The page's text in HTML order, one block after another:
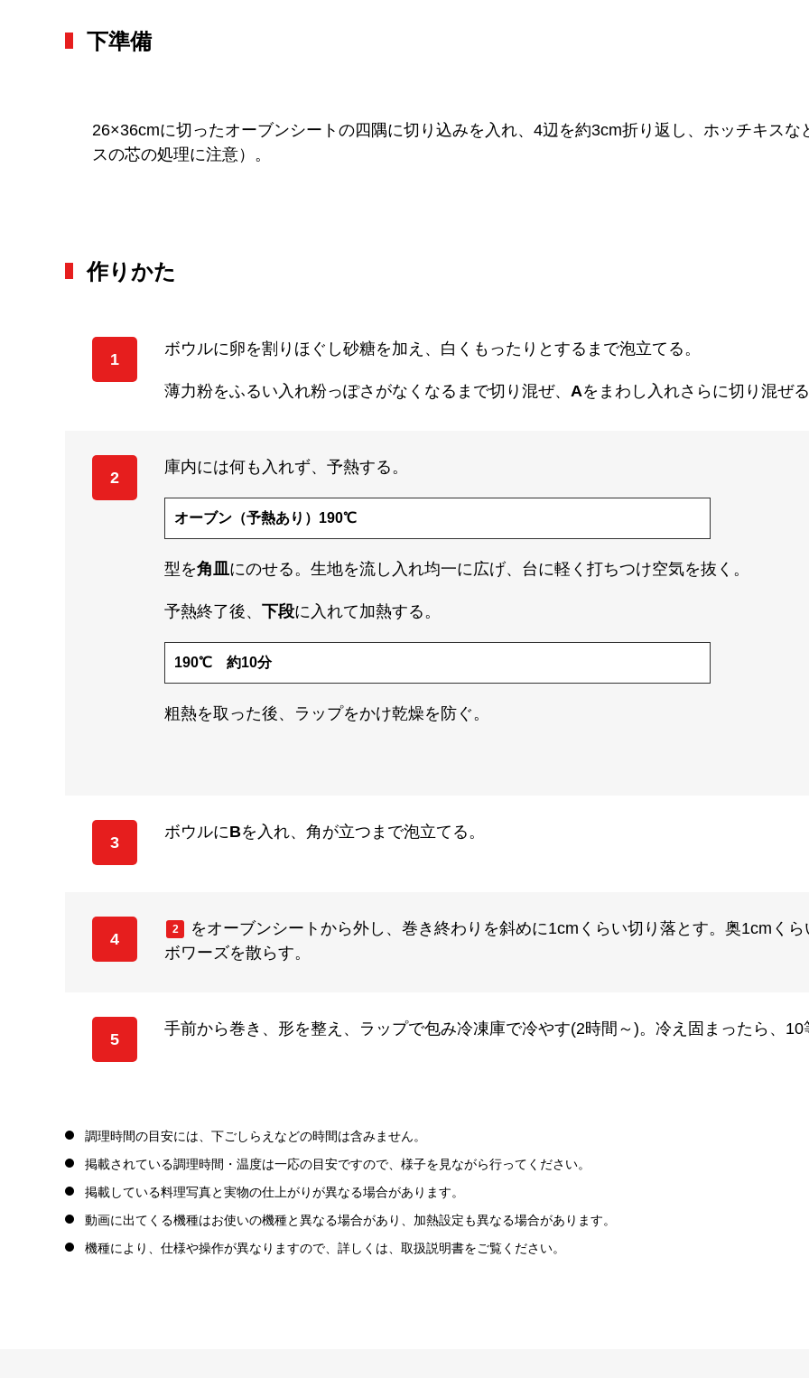
下準備
26×36cmに切ったオーブンシートの四隅に切り込みを入れ、4辺を約3cm折り返し、ホッチキス
スの芯の処理に注意）。
作りかた
1
ボウルに卵を割りほぐし砂糖を加え、白くもったりとするまで泡立てる。
薄力粉をふるい入れ粉っぽさがなくなるまで切り混ぜ、 Aをまわし入れさらに切り混ぜ
2
庫内には何も入れず、予熱する。
オーブン（予熱あり）190℃
型を角皿にのせる。生地を流し入れ均一に広げ、台に軽く打ちつけ空気を抜く。
予熱終了後、 下段に入れて加熱する。
190℃ 約10分
粗熱を取った後、ラップをかけ乾燥を防ぐ。
3
ボウルにBを入れ、角が立つまで泡立てる。
4
2
をオーブンシートから外し、巻き終わりを斜めに1cmくらい切り落とす。奥1cmく
ボワーズを散らす。
5
手前から巻き、形を整え、ラップで包み冷凍庫で冷やす(2時間～)。冷え固まったら、10
調理時間の目安には、下ごしらえなどの時間は含みません。
掲載されている調理時間・温度は一応の目安ですので、様子を見ながら行ってください。
掲載している料理写真と実物の仕上がりが異なる場合があります。
動画に出てくる機種はお使いの機種と異なる場合があり、加熱設定も異なる場合があります。
機種により、仕様や操作が異なりますので、詳しくは、取扱説明書をご覧ください。